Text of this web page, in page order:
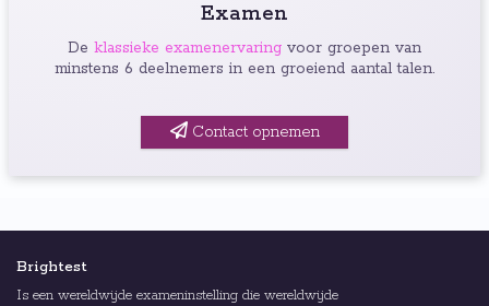
Examen
De klassieke examenervaring voor groepen van
minstens 6 deelnemers in een groeiend aantal talen.
Contact opnemen
Brightest
Is een wereldwijde exameninstelling die wereldwijde